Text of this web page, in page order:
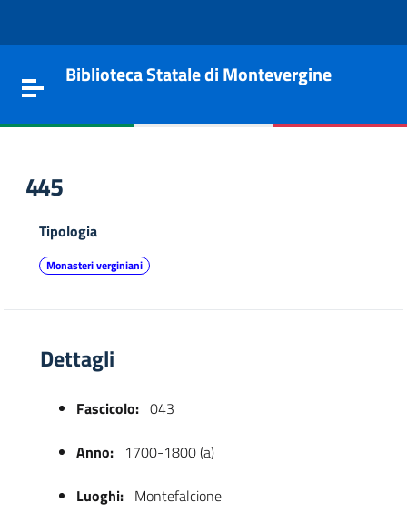
Toggle navigation
Biblioteca Statale di Montevergine
445
Tipologia
Monasteri verginiani
Dettagli
Fascicolo: 043
Anno: 1700-1800 (a)
Luoghi: Montefalcione